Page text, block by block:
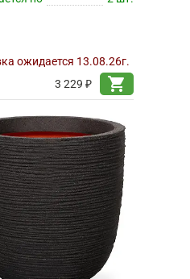
ожидается 13.08.26г.
3 229 ₽
shopping_cart